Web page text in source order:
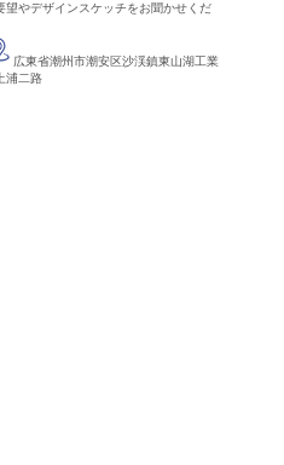
望やデザインスケッチをお聞かせくだ
広東省潮州市潮安区沙渓鎮東山湖工業
浦二路